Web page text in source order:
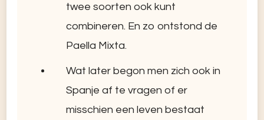
twee soorten ook kunt
combineren. En zo ontstond de
Paella Mixta.
Wat later begon men zich ook in
Spanje af te vragen of er
misschien een leven bestaat